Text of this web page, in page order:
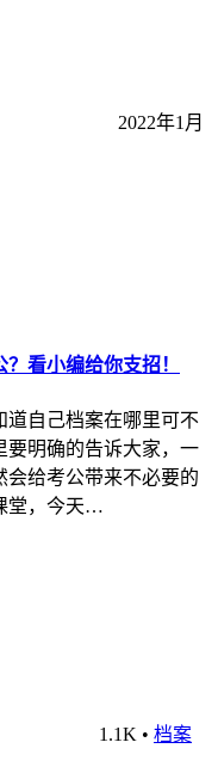
2022年1月
看小编给你支招！
道自己档案在哪里可不
要明确的告诉大家，一
会给考公带来不必要的
堂，今天…
1.1K • 档案